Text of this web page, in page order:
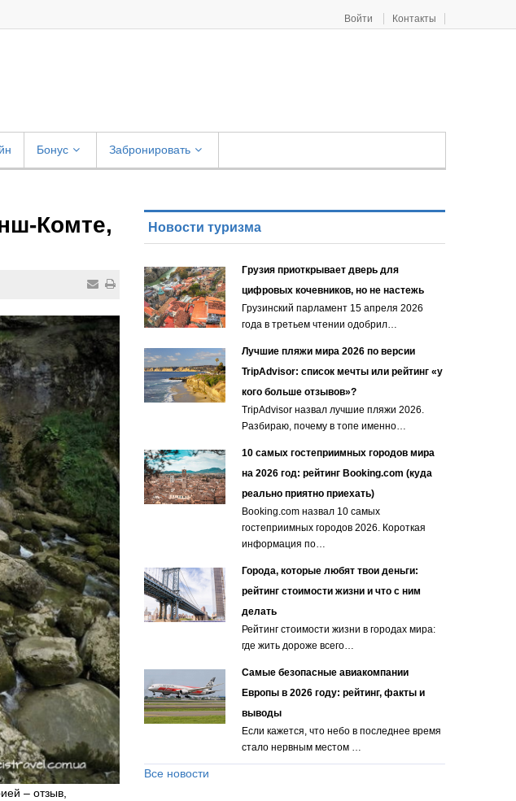
Войти Контакты
Бонус Забронировать
Комте,
– отзыв,
Новости туризма
Грузия приоткрывает дверь для
цифровых кочевников, но не настежь
Грузинский парламент 15 апреля 2026
года в третьем чтении одобрил…
Лучшие пляжи мира 2026 по версии
TripAdvisor: список мечты или рейтинг «у
кого больше отзывов»?
TripAdvisor назвал лучшие пляжи 2026.
Разбираю, почему в топе именно…
10 самых гостеприимных городов мира
на 2026 год: рейтинг Booking.com (куда
реально приятно приехать)
Booking.com назвал 10 самых
гостеприимных городов 2026. Короткая
информация по…
Города, которые любят твои деньги:
рейтинг стоимости жизни и что с ним
делать
Рейтинг стоимости жизни в городах мира:
где жить дороже всего…
Самые безопасные авиакомпании
Европы в 2026 году: рейтинг, факты и
выводы
Если кажется, что небо в последнее время
стало нервным местом …
Все новости